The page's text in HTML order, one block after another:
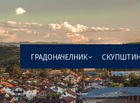
ГРАДОНАЧЕЛНИК